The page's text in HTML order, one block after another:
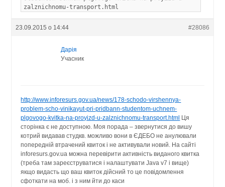
zalznichnomu-transport.html
23.09.2015 о 14:44 #28086
Дарія
Учасник
http://www.inforesurs.gov.ua/news/178-schodo-virshennya-
problem-scho-vinikayut-pri-pridbann-studentom-uchnem-
plgovogo-kvitka-na-proyizd-u-zalznichnomu-transport.html Ця
сторінка є не доступною. Моя порада – звернутися до вишу
котрий видавав студкв. можливо вони в ЄДЕБО не анулювали
попередній втрачений квиток і не активували новий. На сайті
inforesurs.gov.ua можна перевірити активність виданого квитка
(треба там зареєструватися і налаштувати Java v7 і вище)
якщо видасть що ваш квиток дійсний то це повідомлення
сфоткати на моб. і з ним йти до каси